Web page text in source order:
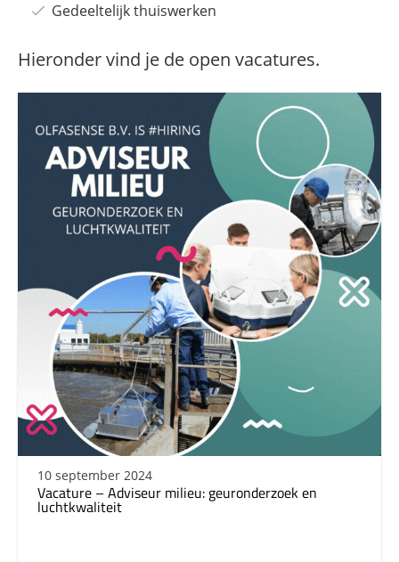
Gedeeltelijk thuiswerken
Hieronder vind je de open vacatures.
10 september 2024
Vacature – Adviseur milieu: geuronderzoek en
luchtkwaliteit